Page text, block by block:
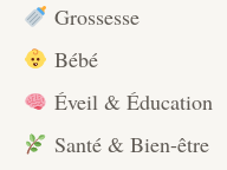
Grossesse
Bébé
Éveil & Éducation
Santé & Bien-être